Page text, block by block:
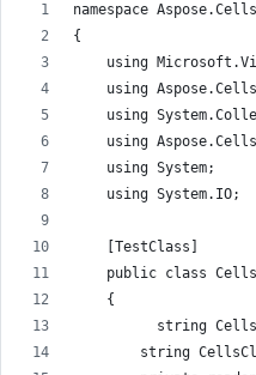
namespace
{
using
using
using
using
    using System;
    using System.IO;
    [TestClass]
public class
    {
string
string